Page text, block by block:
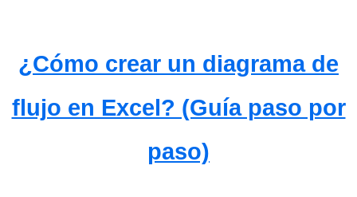
¿Cómo crear un diagrama de
flujo en Excel? (Guía paso por
paso)